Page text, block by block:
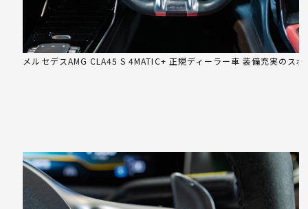
メルセデスAMG CLA45 S 4MATIC+ 正規ディーラー車 装備充実のス